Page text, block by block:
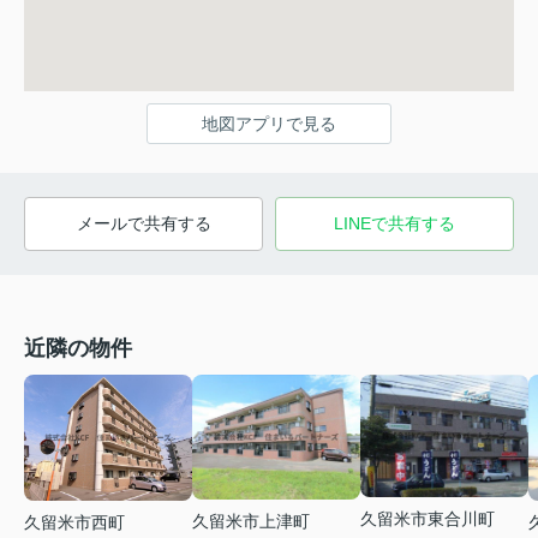
地図アプリで見る
メールで共有する LINEで共有する
近隣の物件
久留米市西町
久留米市上津町
久留米市東合川町